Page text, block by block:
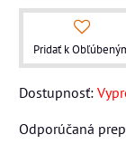
Pridať k
Dostupnosť: